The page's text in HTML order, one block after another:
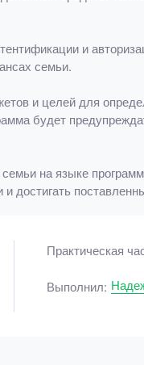
и
семьи.
и целей для
будет
на языке
достигать
Практическая
Выполнил: